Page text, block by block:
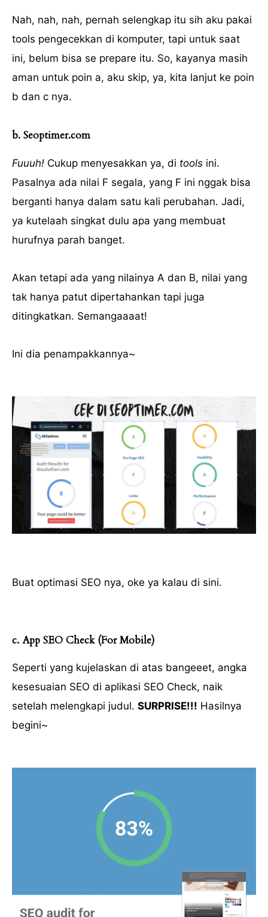
Nah, nah, nah, pernah selengkap itu sih aku pakai
tools pengecekkan di komputer, tapi untuk saat
ini, belum bisa se prepare itu. So, kayanya masih
aman untuk poin a, aku skip, ya, kita lanjut ke poin
b dan c nya.
b. Seoptimer.com
Fuuuh! Cukup menyesakkan ya, di tools ini.
Pasalnya ada nilai F segala, yang F ini nggak bisa
berganti hanya dalam satu kali perubahan. Jadi,
ya kutelaah singkat dulu apa yang membuat
hurufnya parah banget.
Akan tetapi ada yang nilainya A dan B, nilai yang
tak hanya patut dipertahankan tapi juga
ditingkatkan. Semangaaaat!
Ini dia penampakkannya~
Buat optimasi SEO nya, oke ya kalau di sini.
c. App SEO Check (For Mobile)
Seperti yang kujelaskan di atas bangeeet, angka
kesesuaian SEO di aplikasi SEO Check, naik
setelah melengkapi judul. SURPRISE!!! Hasilnya
begini~